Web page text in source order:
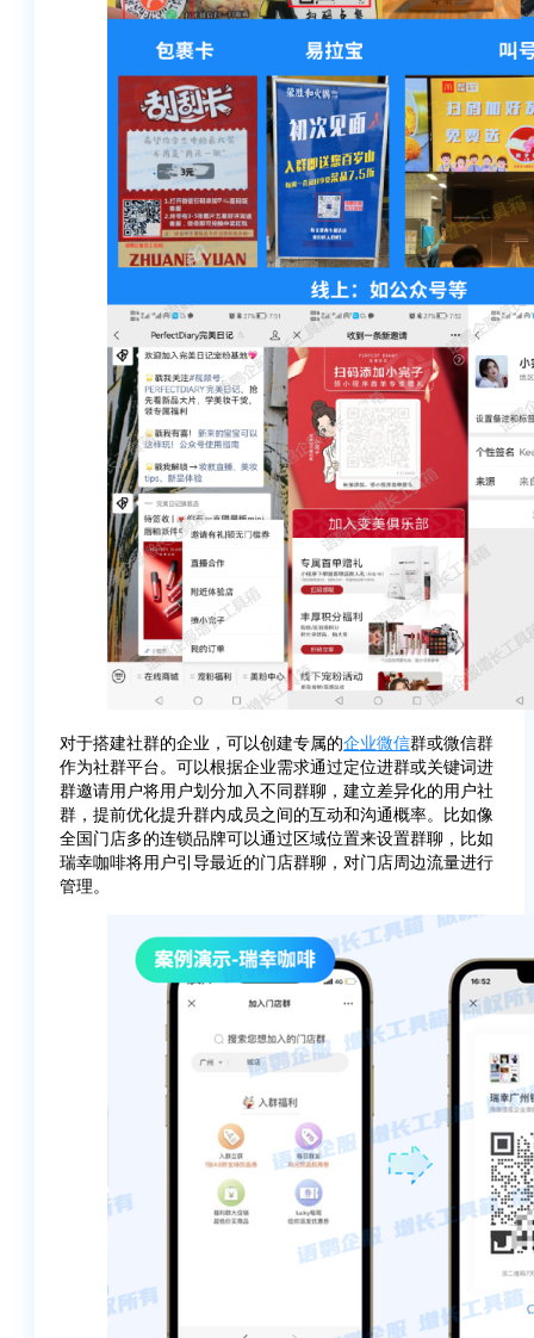
对于搭建社群的企业，可以创建专属的企业微信群或微信群
作为社群平台。可以根据企业需求通过定位进群或关键词进
群邀请用户将用户划分加入不同群聊，建立差异化的用户社
群，提前优化提升群内成员之间的互动和沟通概率。比如像
全国门店多的连锁品牌可以通过区域位置来设置群聊，比如
瑞幸咖啡将用户引导最近的门店群聊，对门店周边流量进行
管理。